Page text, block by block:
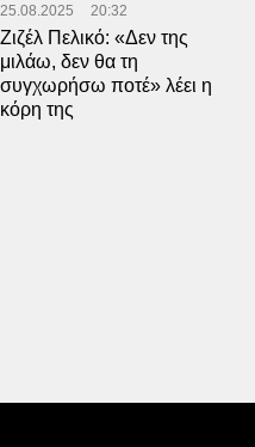
25.08.2025 20:32
Ζιζέλ Πελικό: «Δεν της
μιλάω, δεν θα τη
συγχωρήσω ποτέ» λέει η
κόρη της